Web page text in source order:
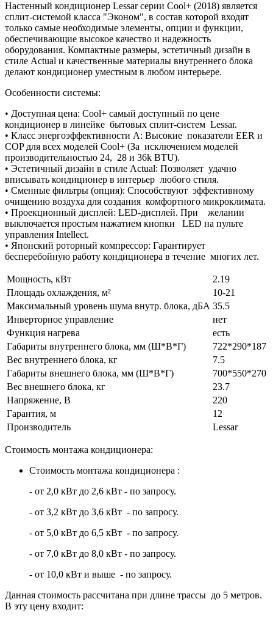
Настенный кондиционер Lessar серии Cool+ (2018) является
сплит-системой класса "Эконом", в состав которой входят
только самые необходимые элементы, опции и функции,
обеспечивающие высокое качество и надежность
оборудования. Компактные размеры, эстетичный дизайн в
стиле Actual и качественные материалы внутреннего блока
делают кондиционер уместным в любом интерьере.
Особенности системы:
• Доступная цена: Cool+ самый доступный по цене
кондиционер в линейке бытовых сплит-систем Lessar.
• Класс энергоэффективности А: Высокие показатели EER и
COP для всех моделей Cool+ (За исключением моделей
производительностью 24, 28 и 36k BTU).
• Эстетичный дизайн в стиле Actual: Позволяет удачно
вписывать кондиционер в интерьер любого стиля.
• Сменные фильтры (опция): Способствуют эффективному
очищению воздуха для создания комфортного микроклимата.
• Проекционный дисплей: LED-дисплей. При желании
выключается простым нажатием кнопки LED на пульте
управления Intellect.
• Японский роторный компрессор: Гарантирует
бесперебойную работу кондиционера в течение многих лет.
Мощность, кВт
2.19
Площадь охлаждения, м²
10-21
Максимальный уровень шума внутр. блока, дБА 35.5
Инверторное управление
нет
Функция нагрева
есть
Габариты внутреннего блока, мм (Ш*В*Г)
722*290*187
Вес внутреннего блока, кг
7.5
Габариты внешнего блока, мм (Ш*В*Г)
700*550*270
Вес внешнего блока, кг
23.7
Напряжение, В
220
Гарантия, м
12
Производитель
Lessar
Стоимость монтажа кондиционера:
Стоимость монтажа кондиционера :
- от 2,0 кВт до 2,6 кВт - по запросу.
- от 3,2 кВт до 3,6 кВт - по запросу.
- от 5,0 кВт до 6,5 кВт - по запросу.
- от 7,0 кВт до 8,0 кВт - по запросу.
- от 10,0 кВт и выше - по запросу.
Данная стоимость рассчитана при длине трассы до 5 метров.
В эту цену входит: